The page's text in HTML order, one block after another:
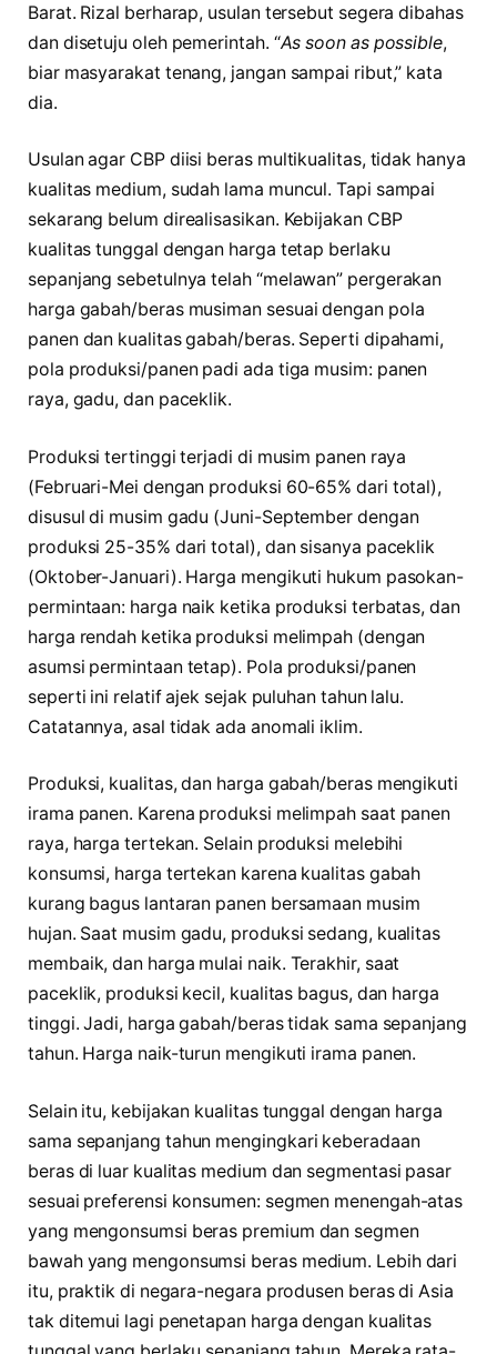
Barat. Rizal berharap, usulan tersebut segera dibahas
dan disetuju oleh pemerintah. “As soon as possible,
biar masyarakat tenang, jangan sampai ribut,” kata
dia.
Usulan agar CBP diisi beras multikualitas, tidak hanya
kualitas medium, sudah lama muncul. Tapi sampai
sekarang belum direalisasikan. Kebijakan CBP
kualitas tunggal dengan harga tetap berlaku
sepanjang sebetulnya telah “melawan” pergerakan
harga gabah/beras musiman sesuai dengan pola
panen dan kualitas gabah/beras. Seperti dipahami,
pola produksi/panen padi ada tiga musim: panen
raya, gadu, dan paceklik.
Produksi tertinggi terjadi di musim panen raya
(Februari-Mei dengan produksi 60-65% dari total),
disusul di musim gadu (Juni-September dengan
produksi 25-35% dari total), dan sisanya paceklik
(Oktober-Januari). Harga mengikuti hukum pasokan-
permintaan: harga naik ketika produksi terbatas, dan
harga rendah ketika produksi melimpah (dengan
asumsi permintaan tetap). Pola produksi/panen
seperti ini relatif ajek sejak puluhan tahun lalu.
Catatannya, asal tidak ada anomali iklim.
Produksi, kualitas, dan harga gabah/beras mengikuti
irama panen. Karena produksi melimpah saat panen
raya, harga tertekan. Selain produksi melebihi
konsumsi, harga tertekan karena kualitas gabah
kurang bagus lantaran panen bersamaan musim
hujan. Saat musim gadu, produksi sedang, kualitas
membaik, dan harga mulai naik. Terakhir, saat
paceklik, produksi kecil, kualitas bagus, dan harga
tinggi. Jadi, harga gabah/beras tidak sama sepanjang
tahun. Harga naik-turun mengikuti irama panen.
Selain itu, kebijakan kualitas tunggal dengan harga
sama sepanjang tahun mengingkari keberadaan
beras di luar kualitas medium dan segmentasi pasar
sesuai preferensi konsumen: segmen menengah-atas
yang mengonsumsi beras premium dan segmen
bawah yang mengonsumsi beras medium. Lebih dari
itu, praktik di negara-negara produsen beras di Asia
tak ditemui lagi penetapan harga dengan kualitas